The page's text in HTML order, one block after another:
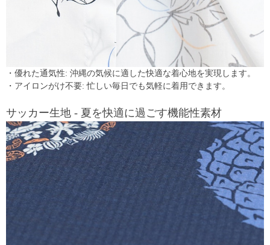
・優れた通気性: 沖縄の気候に適した快適な着心地を実現します。
・アイロンがけ不要: 忙しい毎日でも気軽に着用できます。
サッカー生地 - 夏を快適に過ごす機能性素材